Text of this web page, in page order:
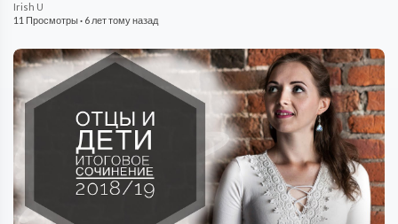
Irish U
11 Просмотры· 6 лет тому назад